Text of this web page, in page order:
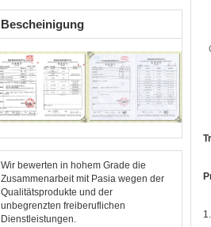
Bescheinigung
Wir bewerten in hohem Grade die
Zusammenarbeit mit Pasia wegen der
Qualitätsprodukte und der
unbegrenzten freiberuflichen
Dienstleistungen.